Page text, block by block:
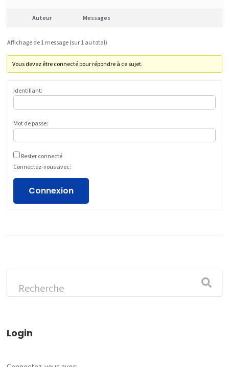
Auteur Messages
Affichage de 1 message (sur 1 au total)
Vous devez être connecté pour répondre à ce sujet.
Identifiant:
Mot de passe:
Rester connecté
Connectez-vous avec:
Connexion
Login